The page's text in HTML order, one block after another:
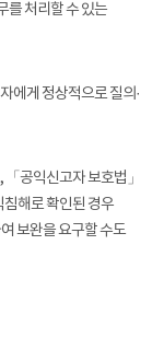
를 처리할 수 있는
에게 정상적으로 질의·
공익신고자 보호법」
해로 확인된 경우
보완을 요구할 수도